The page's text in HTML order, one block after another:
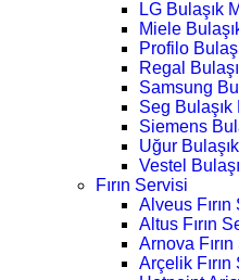
LG Bulaşık
Miele
Profilo
Regal
Samsung
Seg
Siemens
Uğur
Vestel
Fırın Servisi
Alveus Fırın
Altus Fırın
Arnova
Arçelik Fırın